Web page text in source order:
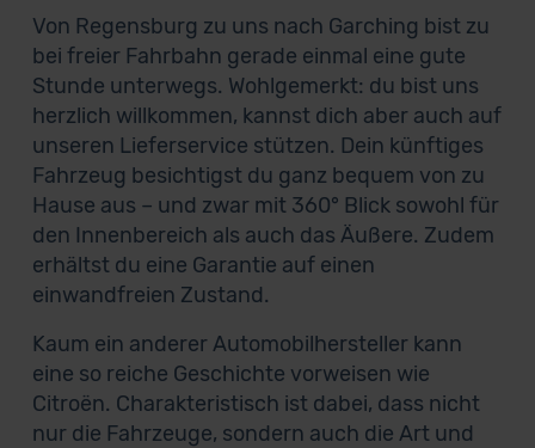
Von Regensburg zu uns nach Garching bist zu
bei freier Fahrbahn gerade einmal eine gute
Stunde unterwegs. Wohlgemerkt: du bist uns
herzlich willkommen, kannst dich aber auch auf
unseren Lieferservice stützen. Dein künftiges
Fahrzeug besichtigst du ganz bequem von zu
Hause aus – und zwar mit 360° Blick sowohl für
den Innenbereich als auch das Äußere. Zudem
erhältst du eine Garantie auf einen
einwandfreien Zustand.
Kaum ein anderer Automobilhersteller kann
eine so reiche Geschichte vorweisen wie
Citroën. Charakteristisch ist dabei, dass nicht
nur die Fahrzeuge, sondern auch die Art und